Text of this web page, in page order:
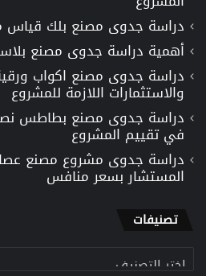
دراسة جدوى مصنع بلك قياس
أهمية دراسة جدوى مصنع
دراسة جدوى مصنع اكواب
والاستثمارات اللازمة للمشروع
دراسة جدوى مصنع بطاطس
في تقييم المشروع
دراسة جدوى مشروع مصنع
المستشار بسعر منافس
تصنيفات
تصنيفات